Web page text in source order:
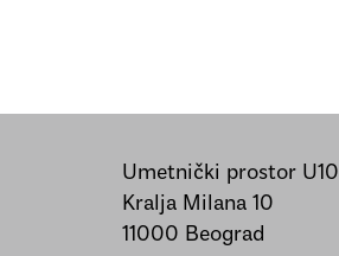
Umetnički prostor U10
Kralja Milana 10
11000 Beograd